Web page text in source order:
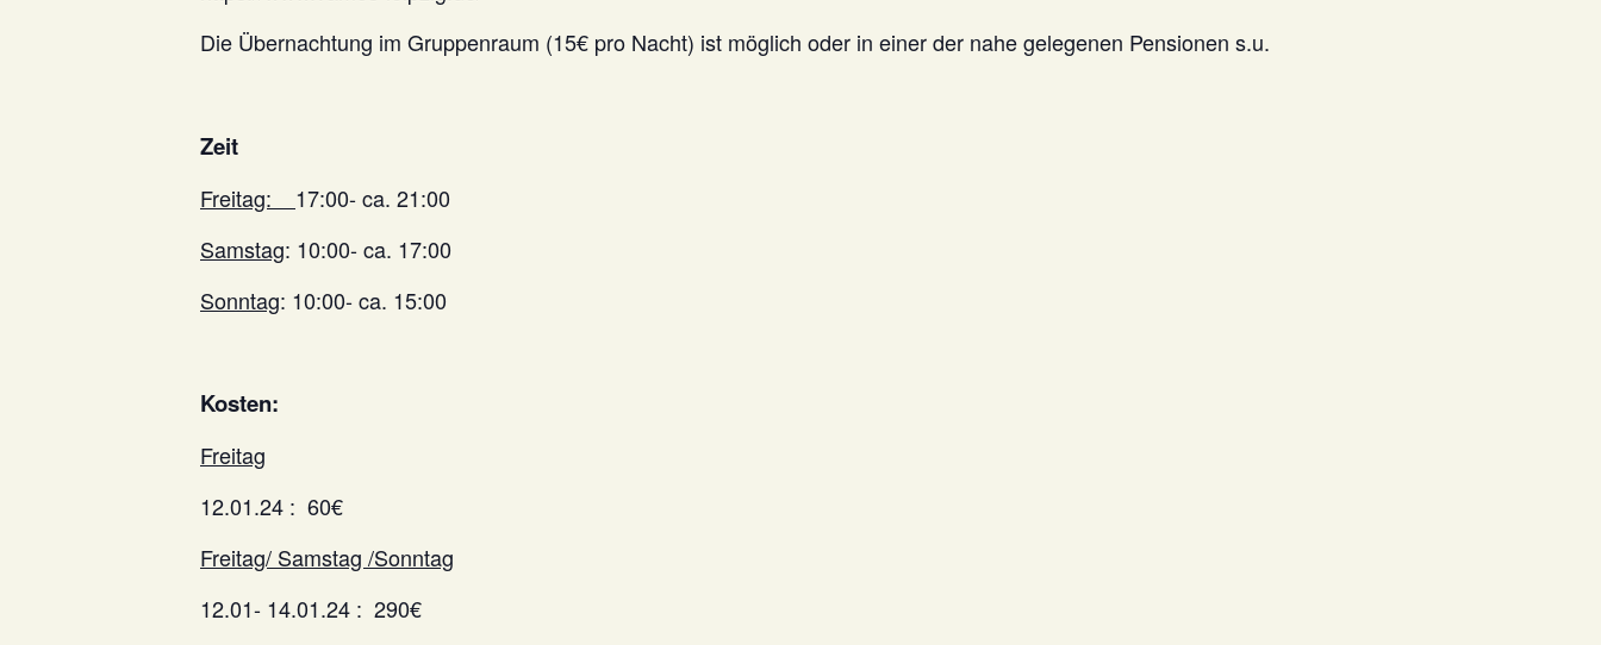
Die Übernachtung im Gruppenraum (15€ pro Nacht) ist möglich oder in einer der nahe gelegenen Pensionen s.u.
Zeit
Freitag: 17:00- ca. 21:00
Samstag: 10:00- ca. 17:00
Sonntag: 10:00- ca. 15:00
Kosten:
Freitag
12.01.24 : 60€
Freitag/ Samstag /Sonntag
12.01- 14.01.24 : 290€